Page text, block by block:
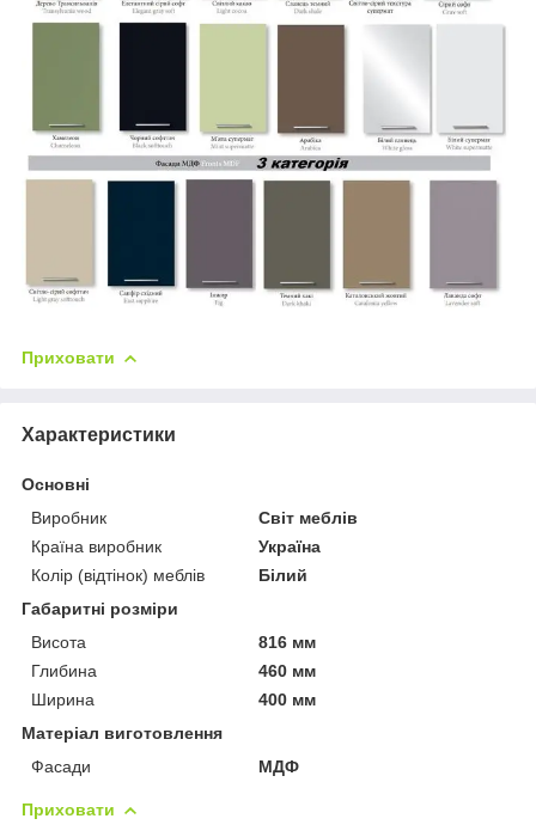
Приховати
Характеристики
Основні
Виробник
Світ меблів
Країна виробник
Україна
Колір (відтінок) меблів
Білий
Габаритні розміри
Висота
816 мм
Глибина
460 мм
Ширина
400 мм
Матеріал виготовлення
Фасади
МДФ
Приховати